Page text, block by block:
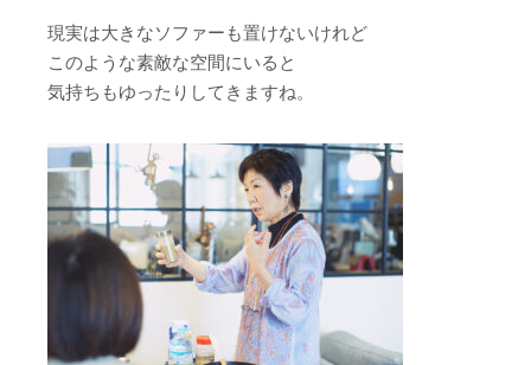
現実は大きなソファーも置けないけれど
このような素敵な空間にいると
気持ちもゆったりしてきますね。